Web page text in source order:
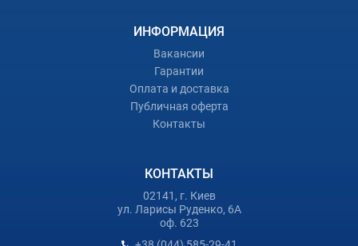
ИНФОРМАЦИЯ
Вакансии
Гарантии
Оплата и доставка
Публичная оферта
Контакты
КОНТАКТЫ
02141, г. Киев
ул. Ларисы Руденко, 6А
оф. 623